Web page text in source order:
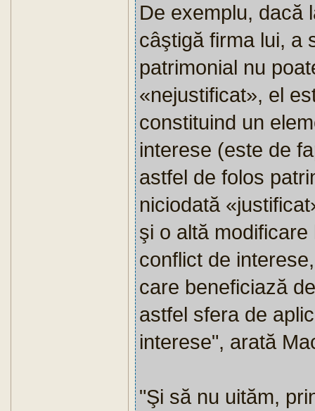
De exemplu, dacă
câştigă firma lui, a
patrimonial nu
«nejustificat», el
constituind un
interese (este de
astfel de folos
niciodată
şi o altă
conflict de
care beneficiază
astfel sfera de
interese", arată
"Şi să nu uităm,